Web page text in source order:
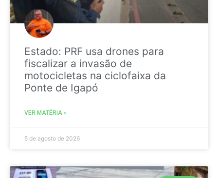
Estado: PRF usa drones para
fiscalizar a invasão de
motocicletas na ciclofaixa da
Ponte de Igapó
VER MATÉRIA »
5 de agosto de 2026